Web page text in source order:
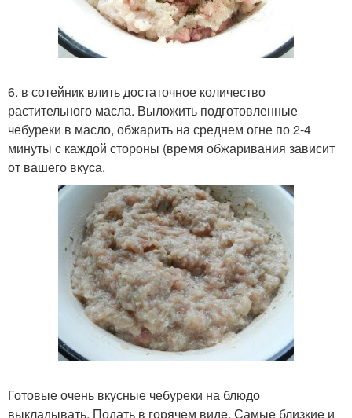
6. в сотейник влить достаточное количество
растительного масла. Выложить подготовленные
чебуреки в масло, обжарить на среднем огне по 2-4
минуты с каждой стороны (время обжаривания зависит
от вашего вкуса.
Готовые очень вкусные чебуреки на блюдо
выкладывать. Подать в горячем виде. Самые близкие и